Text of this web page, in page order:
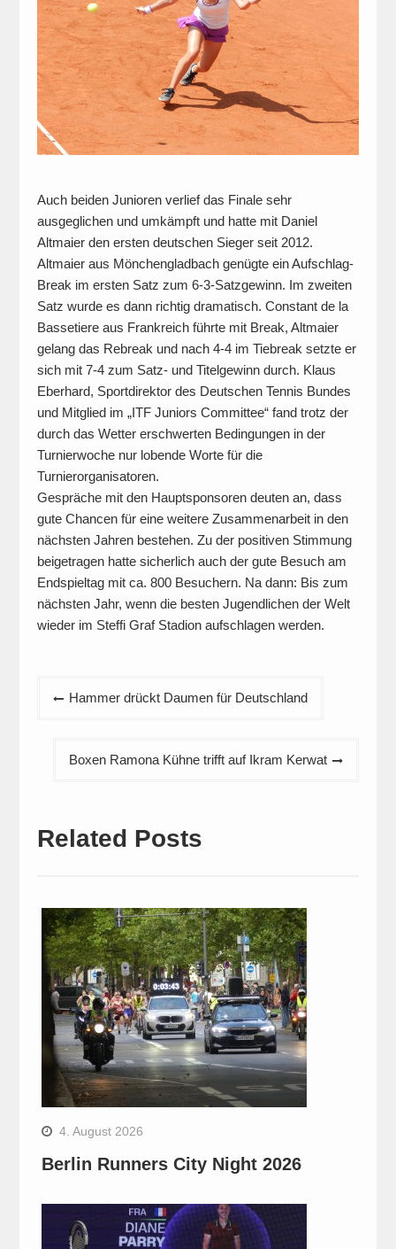
Auch beiden Junioren verlief das Finale sehr
ausgeglichen und umkämpft und hatte mit Daniel
Altmaier den ersten deutschen Sieger seit 2012.
Altmaier aus Mönchengladbach genügte ein Aufschlag-
Break im ersten Satz zum 6-3-Satzgewinn. Im zweiten
Satz wurde es dann richtig dramatisch. Constant de la
Bassetiere aus Frankreich führte mit Break, Altmaier
gelang das Rebreak und nach 4-4 im Tiebreak setzte er
sich mit 7-4 zum Satz- und Titelgewinn durch. Klaus
Eberhard, Sportdirektor des Deutschen Tennis Bundes
und Mitglied im „ITF Juniors Committee“ fand trotz der
durch das Wetter erschwerten Bedingungen in der
Turnierwoche nur lobende Worte für die
Turnierorganisatoren.
Gespräche mit den Hauptsponsoren deuten an, dass
gute Chancen für eine weitere Zusammenarbeit in den
nächsten Jahren bestehen. Zu der positiven Stimmung
beigetragen hatte sicherlich auch der gute Besuch am
Endspieltag mit ca. 800 Besuchern. Na dann: Bis zum
nächsten Jahr, wenn die besten Jugendlichen der Welt
wieder im Steffi Graf Stadion aufschlagen werden.
Beitragsnavigation
Hammer drückt Daumen für Deutschland
Boxen Ramona Kühne trifft auf Ikram Kerwat
Related Posts
4. August 2026
Berlin Runners City Night 2026